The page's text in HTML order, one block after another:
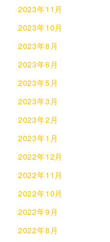
2023年11月
2023年10月
2023年8月
2023年6月
2023年5月
2023年3月
2023年2月
2023年1月
2022年12月
2022年11月
2022年10月
2022年9月
2022年8月